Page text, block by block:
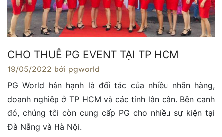
CHO THUÊ PG EVENT TẠI TP HCM
19/05/2022 bởi pgworld
PG World hân hạnh là đối tác của nhiều nhãn hàng,
doanh nghiệp ở TP HCM và các tỉnh lân cận. Bên cạnh
đó, chúng tôi còn cung cấp PG cho nhiều sự kiện tại
Đà Nẵng và Hà Nội.